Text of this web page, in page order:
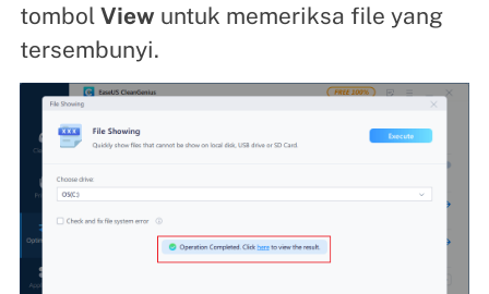
tombol View untuk memeriksa file yang
tersembunyi.